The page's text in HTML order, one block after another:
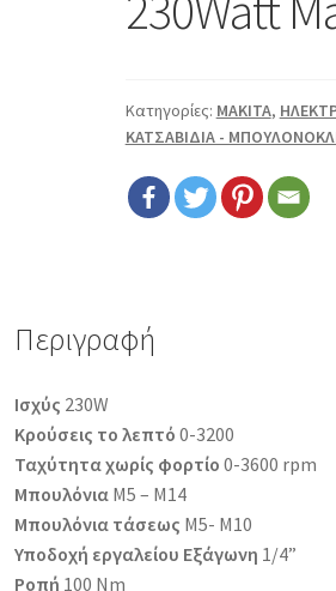
Κατηγορίες: MAKITA,
ΚΑΤΣΑΒΙΔΙΑ -
Περιγραφή
Ισχύς 230W
Κρούσεις το λεπτό 0-3200
Ταχύτητα χωρίς φορτίο 0-3600 rpm
Μπουλόνια Μ5 – Μ14
Μπουλόνια τάσεως Μ5- Μ10
Υποδοχή εργαλείου Εξάγωνη 1/4”
Ροπή 100 Nm